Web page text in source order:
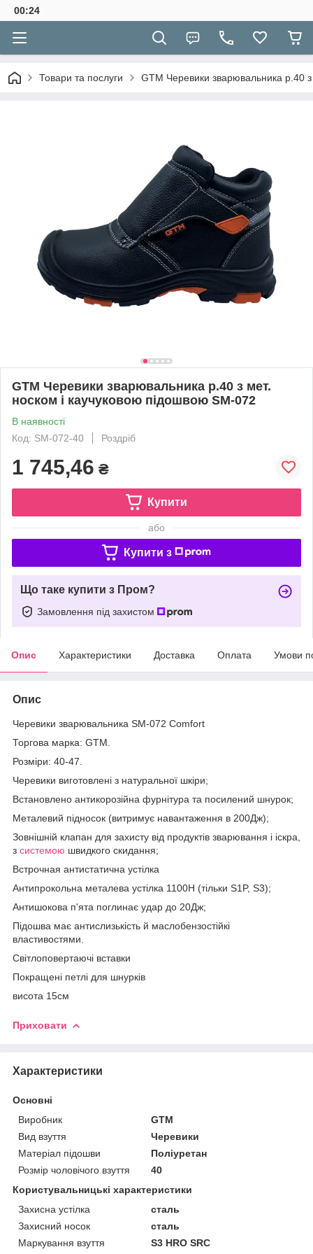
00:24
Товари та послуги GTM Черевики зварювальника р.40
GTM Черевики зварювальника р.40 з мет.
носком і каучуковою підошвою SM-072
В наявності
Код: SM-072-40
Роздріб
1 745,46 ₴
Купити
або
Купити з
Що таке купити з Пром?
Замовлення під захистом
Опис Характеристики Доставка Оплата Умови
Опис
Черевики зварювальника SM-072 Comfort
Торгова марка: GTM.
Розміри: 40-47.
Черевики виготовлені з натуральної шкіри;
Встановлено антикорозійна фурнітура та посилений шнурок;
Металевий підносок (витримує навантаження в 200Дж);
Зовнішній клапан для захисту від продуктів зварювання і іскра,
з системою швидкого скидання;
Встрочная антистатична устілка
Антипрокольна металева устілка 1100Н (тільки S1P, S3);
Антишокова п'ята поглинає удар до 20Дж;
Підошва має антислизькість й маслобензостійкі
властивостями.
Світлоповертаючі вставки
Покращені петлі для шнурків
висота 15см
Приховати
Характеристики
Основні
Виробник
GTM
Вид взуття
Черевики
Матеріал підошви
Поліуретан
Розмір чоловічого взуття
40
Користувальницькі характеристики
Захисна устілка
сталь
Захисний носок
сталь
Маркування взуття
S3 HRO SRC